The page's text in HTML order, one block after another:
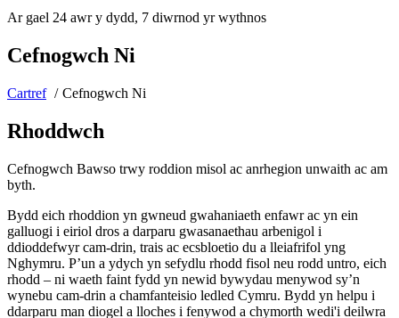
Ar gael 24 awr y dydd, 7 diwrnod yr wythnos
Cefnogwch Ni
Cartref Cefnogwch Ni
Rhoddwch
Cefnogwch Bawso trwy roddion misol ac anrhegion unwaith ac am
byth.
Bydd eich rhoddion yn gwneud gwahaniaeth enfawr ac yn ein
galluogi i eiriol dros a darparu gwasanaethau arbenigol i
ddioddefwyr cam-drin, trais ac ecsbloetio du a lleiafrifol yng
Nghymru. P’un a ydych yn sefydlu rhodd fisol neu rodd untro, eich
rhodd – ni waeth faint fydd yn newid bywydau menywod sy’n
wynebu cam-drin a chamfanteisio ledled Cymru. Bydd yn helpu i
ddarparu man diogel a lloches i fenywod a chymorth wedi'i deilwra